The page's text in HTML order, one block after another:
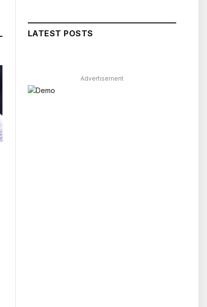
LATEST POSTS
Advertisement